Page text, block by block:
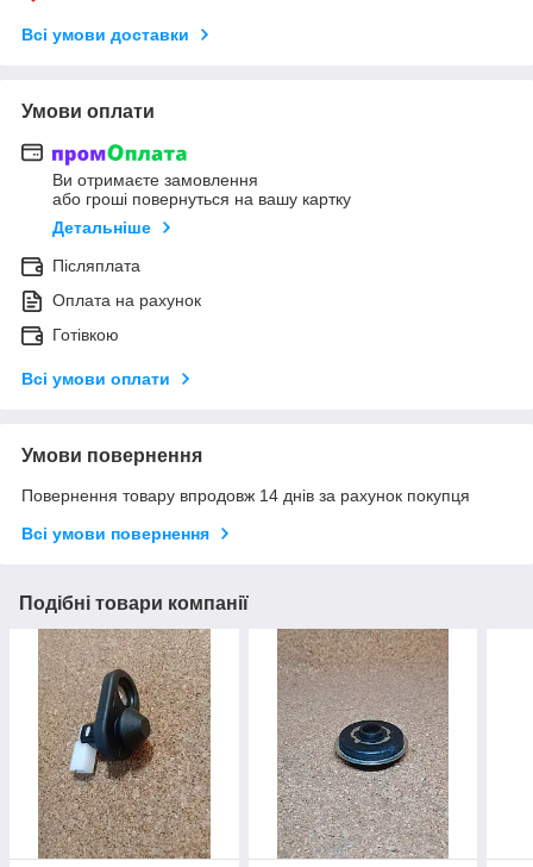
Всі умови доставки
Умови оплати
Ви отримаєте замовлення
або гроші повернуться на вашу картку
Детальніше
Післяплата
Оплата на рахунок
Готівкою
Всі умови оплати
Умови повернення
Повернення товару впродовж 14 днів за рахунок покупця
Всі умови повернення
Подібні товари компанії